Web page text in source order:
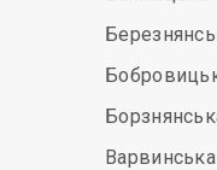
Варвинська